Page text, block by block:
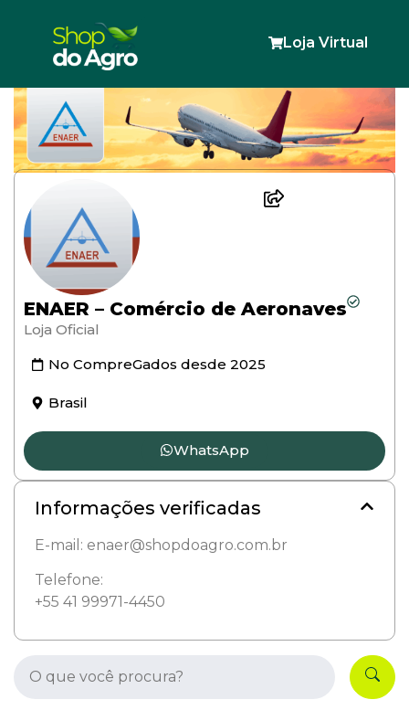
Loja Virtual
ENAER – Comércio de Aeronaves
Loja Oficial
No CompreGados desde 2025
Brasil
WhatsApp
Informações verificadas
E-mail: enaer@shopdoagro.com.br
Telefone:
+55 41 99971-4450